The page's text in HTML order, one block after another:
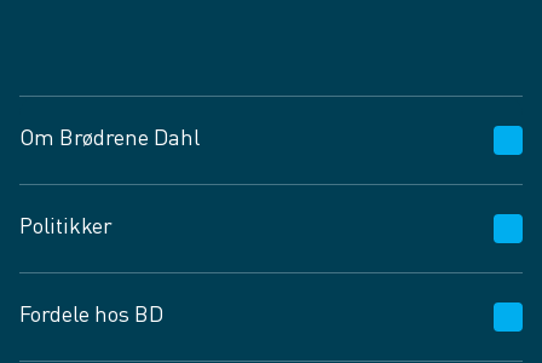
Om Brødrene Dahl
Vagttelefon 30 10 89 89
Spørgsmål og svar
Job og karriere
Politikker
Privatlivspolitik
Fordele hos BD